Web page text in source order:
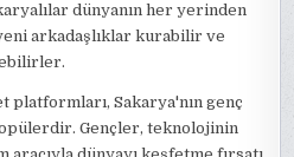
dünyanın her yerinden
arkadaşlıklar kurabilir ve
platformları, Sakarya'nın genç
Gençler, teknolojinin